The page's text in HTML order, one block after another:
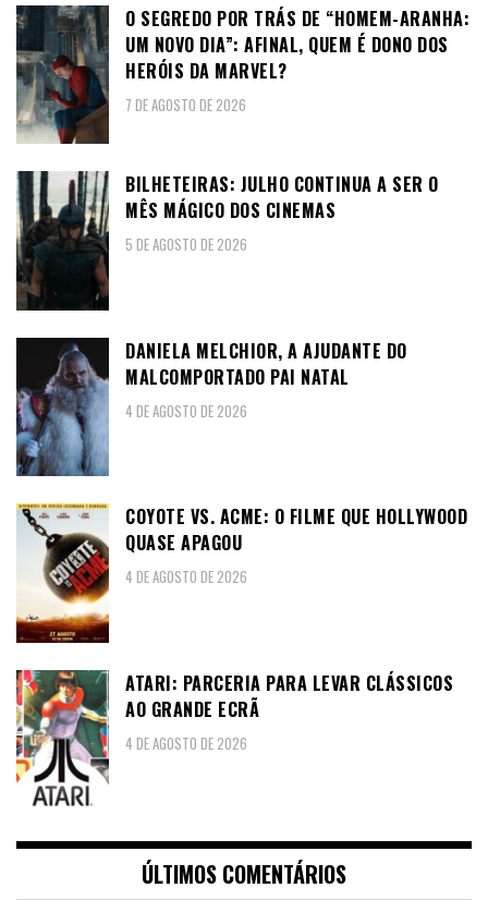
O SEGREDO POR TRÁS DE “HOMEM-ARANHA:
UM NOVO DIA”: AFINAL, QUEM É DONO DOS
HERÓIS DA MARVEL?
7 DE AGOSTO DE 2026
BILHETEIRAS: JULHO CONTINUA A SER O
MÊS MÁGICO DOS CINEMAS
5 DE AGOSTO DE 2026
DANIELA MELCHIOR, A AJUDANTE DO
MALCOMPORTADO PAI NATAL
4 DE AGOSTO DE 2026
COYOTE VS. ACME: O FILME QUE HOLLYWOOD
QUASE APAGOU
4 DE AGOSTO DE 2026
ATARI: PARCERIA PARA LEVAR CLÁSSICOS
AO GRANDE ECRÃ
4 DE AGOSTO DE 2026
ÚLTIMOS COMENTÁRIOS